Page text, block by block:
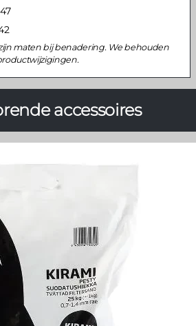
47
maten bij benadering. We behouden
accessoires